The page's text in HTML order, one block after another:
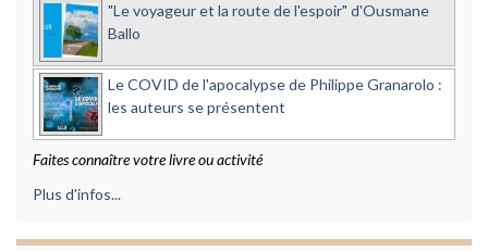
"Le voyageur et la route de l'espoir" d'Ousmane
Ballo
Le COVID de l'apocalypse de Philippe Granarolo :
les auteurs se présentent
Faites connaître votre livre ou activité
Plus d'infos...